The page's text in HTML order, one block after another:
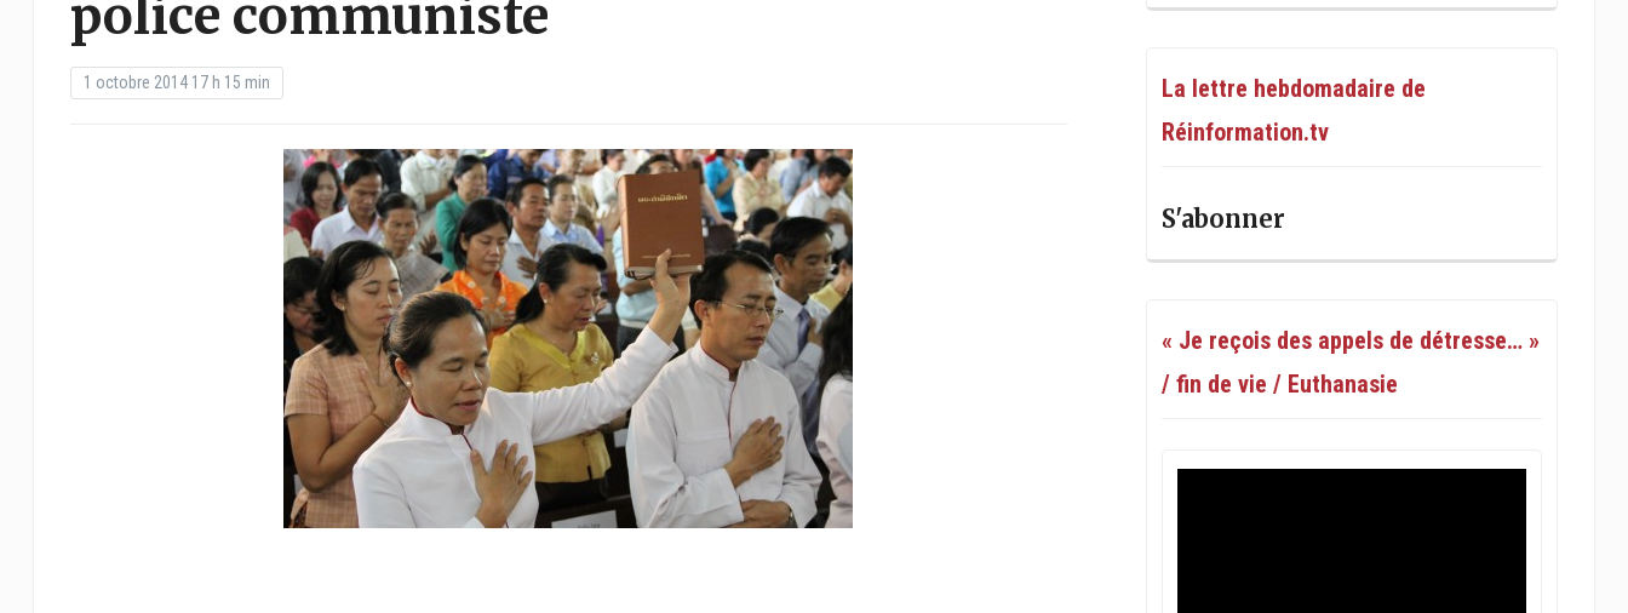
police communiste
1 octobre 2014 17 h 15 min
La lettre hebdomadaire de
Réinformation.tv
S'abonner
« Je reçois des appels de détresse… »
/ fin de vie / Euthanasie